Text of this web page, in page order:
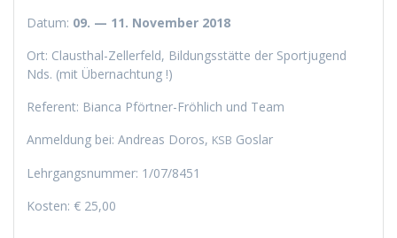
Datum: 09. — 11. Novem­ber 2018
Ort: Clausthal-Zeller­feld, Bil­dungsstätte der Sportju­gend
Nds. (mit Übernachtung !)
Ref­er­ent: Bian­ca Pfört­ner-Fröh­lich und Team
Anmel­dung bei: Andreas Doros, KSB Goslar
Lehrgangsnum­mer: 1/07/8451
Kosten: € 25,00